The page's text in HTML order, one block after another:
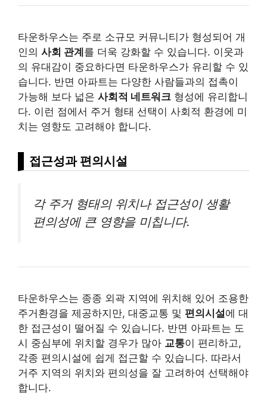
타운하우스는 주로 소규모 커뮤니티가 형성되어 개
인의 사회 관계 를 더욱 강화할 수 있습니다. 이웃과
의 유대감이 중요하다면 타운하우스가 유리할 수 있
습니다. 반면 아파트는 다양한 사람들과의 접촉이
가능해 보다 넓은 사회적 네트워크 형성에 유리합니
다. 이런 점에서 주거 형태 선택이 사회적 환경에 미
치는 영향도 고려해야 합니다.
접근성과 편의시설
각 주거 형태의 위치나 접근성이 생활
편의성에 큰 영향을 미칩니다.
타운하우스는 종종 외곽 지역에 위치해 있어 조용한
주거환경을 제공하지만, 대중교통 및 편의시설에 대
한 접근성이 떨어질 수 있습니다. 반면 아파트는 도
시 중심부에 위치할 경우가 많아 교통이 편리하고,
각종 편의시설에 쉽게 접근할 수 있습니다. 따라서
거주 지역의 위치와 편의성을 잘 고려하여 선택해야
합니다.